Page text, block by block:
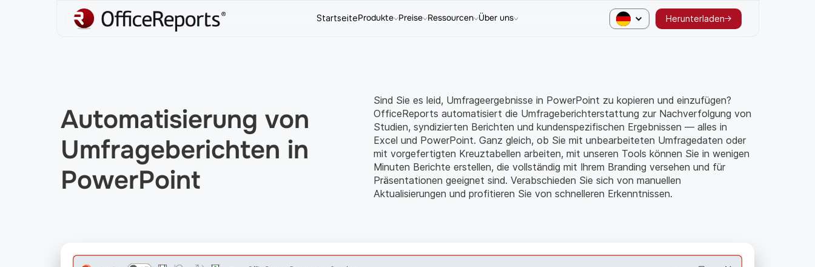
StartseiteProdukte Preise Ressourcen Über uns Herunterladen
Automatisierung von
Umfrageberichten in
PowerPoint
Sind Sie es leid, Umfrageergebnisse in PowerPoint zu kopieren und einzufügen?
OfficeReports automatisiert die Umfrageberichterstattung zur Nachverfolgung von
Studien, syndizierten Berichten und kundenspezifischen Ergebnissen — alles in
Excel und PowerPoint. Ganz gleich, ob Sie mit unbearbeiteten Umfragedaten oder
mit vorgefertigten Kreuztabellen arbeiten, mit unseren Tools können Sie in wenigen
Minuten Berichte erstellen, die vollständig mit Ihrem Branding versehen und für
Präsentationen geeignet sind. Verabschieden Sie sich von manuellen
Aktualisierungen und profitieren Sie von schnelleren Erkenntnissen.